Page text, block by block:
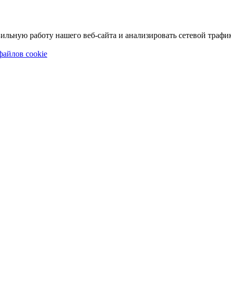
работу нашего веб-сайта и анализировать сетевой
cookie